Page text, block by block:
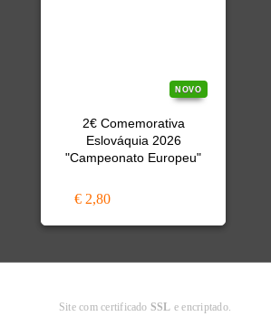
NOVO
2€ Comemorativa
Eslováquia 2026
"Campeonato Europeu"
€ 2,80
Site com certificado SSL e encriptado.